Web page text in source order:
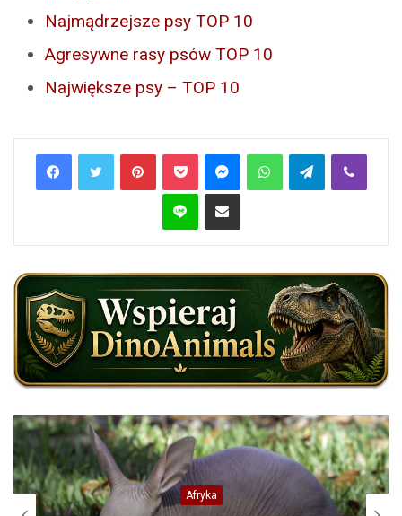
Najmądrzejsze psy TOP 10
Agresywne rasy psów TOP 10
Największe psy – TOP 10
PinterestPocket MessengerWhatsAppTelegramViber
Line Share via Email
Afryka